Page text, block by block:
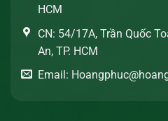
HCM
CN: 54/17A, Trần Quốc
An, TP. HCM
Email: